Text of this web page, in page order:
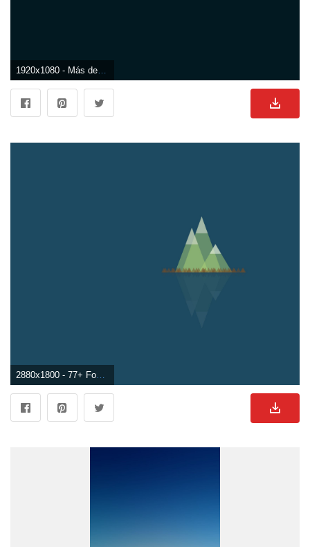
1920x1080 - Más de 74 fondos de escritorio simples. Imágen HD 1080p sencillos.
2880x1800 - 77+ Fondos de pantalla simples y geniales. Fondo para computadora sencillos.